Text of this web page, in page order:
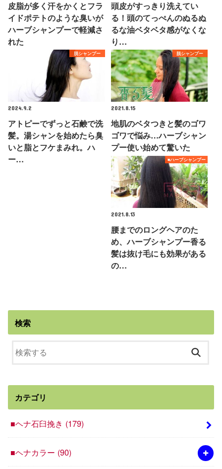
皮脂が多く汗をかくとフラ
イドポテトのような臭いが
ハーブシャンプーで軽減さ
れた
頭皮がすっきり洗えてい
る！頭のてっぺんのぬるぬ
るな油ベタベタ感がなくな
り…
脱シャンプー
2024.9.2
アトピーでずっと石鹸で洗
髪。湯シャンを始めたら臭
いと脂とフケまみれ。ハ
ー…
脱シャンプー
2021.8.15
地肌のベタつきと髪のゴワ
ゴワで悩み…ハーブシャン
プー使い始めて驚いた
■ハーブシャンプー
2021.8.13
腰までのロングヘアのた
め、ハーブシャンプー香る
髪は抜け毛にも効果がある
の…
検索
カテゴリ
■ヘナ石臼挽き (179)
■ヘナカラー (90)